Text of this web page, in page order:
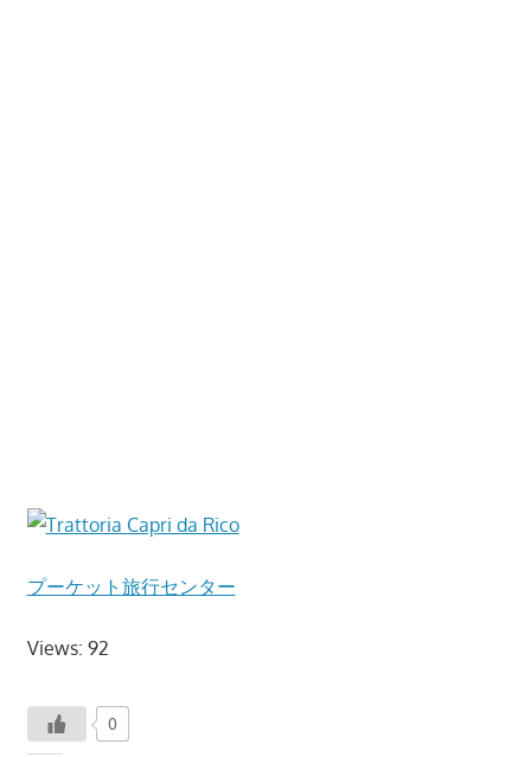
プーケット旅行センター
Views: 92
0